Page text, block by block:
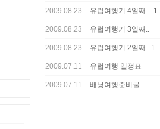
2009.08.23 유럽여행기 4일째.. -1
2009.08.23 유럽여행기 3일째..
2009.08.23 유럽여행기 2일째.. 1
2009.07.11 유럽여행 일정표
2009.07.11 배낭여행준비물